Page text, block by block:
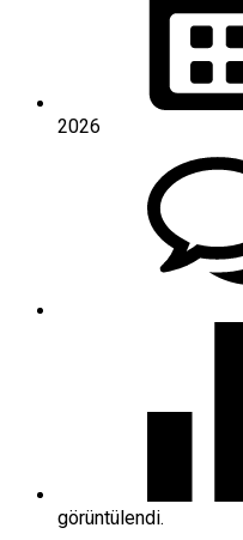
2026
görüntülendi.